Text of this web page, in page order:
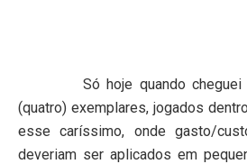
Só hoje quando
(quatro) exemplares, jogados
esse caríssimo, onde gasto/
deveriam ser aplicados em